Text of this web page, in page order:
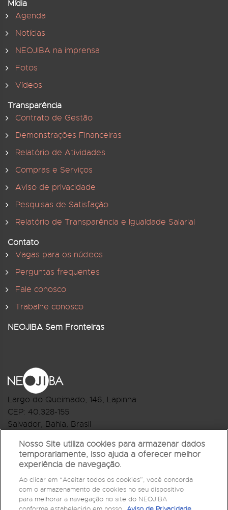
Mídia
Agenda
Notícias
NEOJIBA na imprensa
Fotos
Vídeos
Transparência
Contrato de Gestão
Demonstrações Financeiras
Relatório de Atividades
Compras e Serviços
Aviso de privacidade
Pesquisas de Satisfação
Relatório de Transparência e Igualdade Salarial
Contato
Vagas para os núcleos
Perguntas frequentes
Fale conosco
Trabalhe conosco
NEOJIBA Sem Fronteiras
Largo do Queimado, 146, Lapinha
CEP: 40.328-155
Salvador, Bahia, Brasil
R.Monte Castelo Nº 62, Bairro Barbalho
CEP: 40.301-210
Salvador, Bahia, Brasil
Telefone:(71) 3032-1073
Nosso Site utiliza cookies para armazenar dados
temporariamente, isso ajuda a oferecer melhor
experiência de navegação.
Ao clicar em “Aceitar todos os cookies”, você concorda
com o armazenamento de cookies no seu dispositivo
para melhorar a navegação no site do NEOJIBA